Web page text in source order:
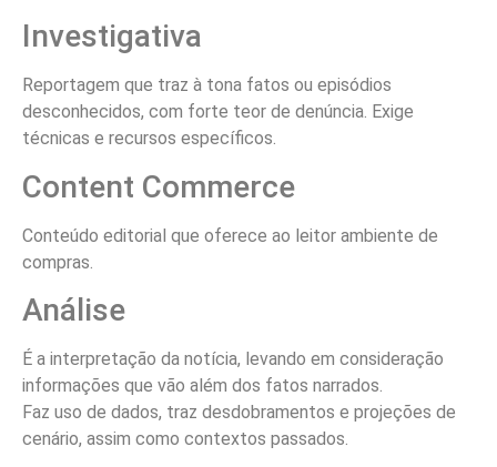
Investigativa
Reportagem que traz à tona fatos ou episódios
desconhecidos, com forte teor de denúncia. Exige
técnicas e recursos específicos.
Content Commerce
Conteúdo editorial que oferece ao leitor ambiente de
compras.
Análise
É a interpretação da notícia, levando em consideração
informações que vão além dos fatos narrados.
Faz uso de dados, traz desdobramentos e projeções de
cenário, assim como contextos passados.